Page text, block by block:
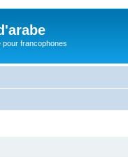
pour francophones